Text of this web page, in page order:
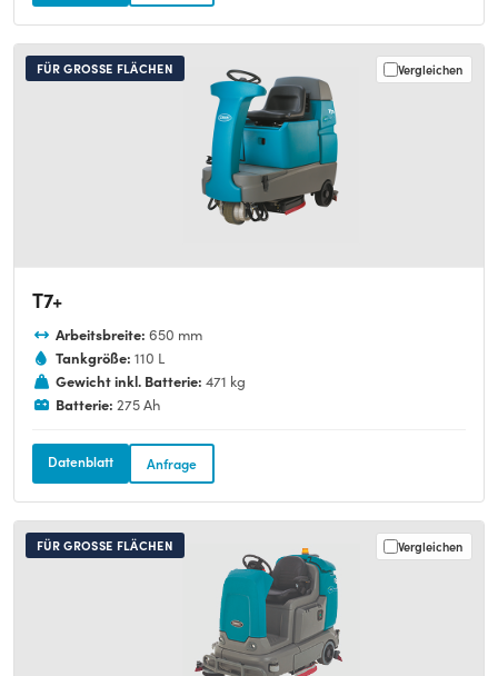
FÜR GROSSE FLÄCHEN Vergleichen
T7+
Arbeitsbreite: 650 mm
Tankgröße: 110 L
Gewicht inkl. Batterie: 471 kg
Batterie: 275 Ah
Datenblatt Anfrage
FÜR GROSSE FLÄCHEN Vergleichen